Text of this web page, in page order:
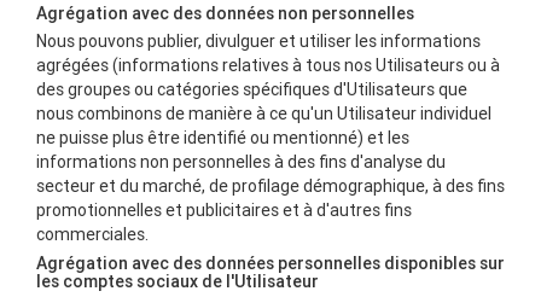
Agrégation avec des données non personnelles
Nous pouvons publier, divulguer et utiliser les informations
agrégées (informations relatives à tous nos Utilisateurs ou à
des groupes ou catégories spécifiques d'Utilisateurs que
nous combinons de manière à ce qu'un Utilisateur individuel
ne puisse plus être identifié ou mentionné) et les
informations non personnelles à des fins d'analyse du
secteur et du marché, de profilage démographique, à des fins
promotionnelles et publicitaires et à d'autres fins
commerciales.
Agrégation avec des données personnelles disponibles sur
les comptes sociaux de l'Utilisateur